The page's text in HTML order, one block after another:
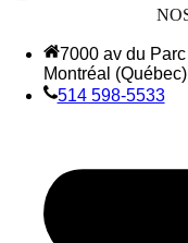
7000 av du
Montréal
514 598-5533